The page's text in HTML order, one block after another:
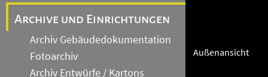
Archive und Einrichtungen
Archiv Gebäudedokumentation
Fotoarchiv
Archiv Entwürfe / Kartons
Außenansicht